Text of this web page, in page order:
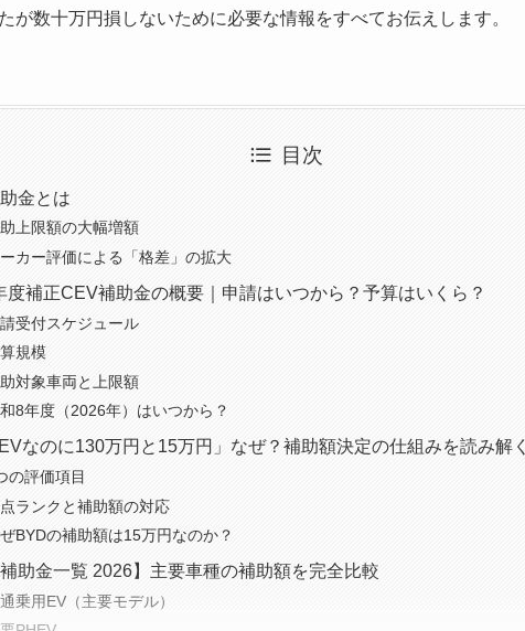
が数十万円損しないために必要な情報をすべてお伝えします。
目次
金とは
上限額の大幅増額
ーカー評価による「格差」の拡大
度補正CEV補助金の概要｜申請はいつから？予算はいくら？
受付スケジュール
規模
対象車両と上限額
8年度（2026年）はいつから？
EVなのに130万円と15万円」なぜ？補助額決定の仕組みを読み解く
の評価項目
ランクと補助額の対応
BYDの補助額は15万円なのか？
補助金一覧 2026】主要車種の補助額を完全比較
乗用EV（主要モデル）